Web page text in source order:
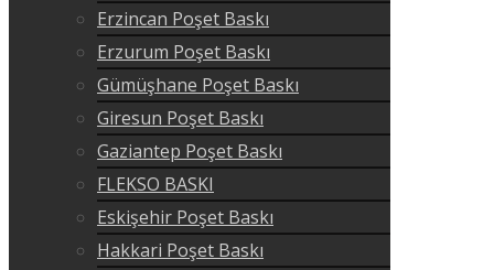
Erzincan Poşet Baskı
Erzurum Poşet Baskı
Gümüşhane Poşet Baskı
Giresun Poşet Baskı
Gaziantep Poşet Baskı
FLEKSO BASKI
Eskişehir Poşet Baskı
Hakkari Poşet Baskı